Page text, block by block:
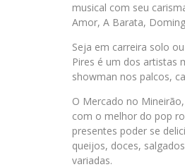
musical com seu
Amor, A Barata,
Seja em carreira solo
Pires é um dos artistas
showman nos palcos,
O Mercado no
com o melhor do pop
presentes poder se
queijos, doces,
variadas.